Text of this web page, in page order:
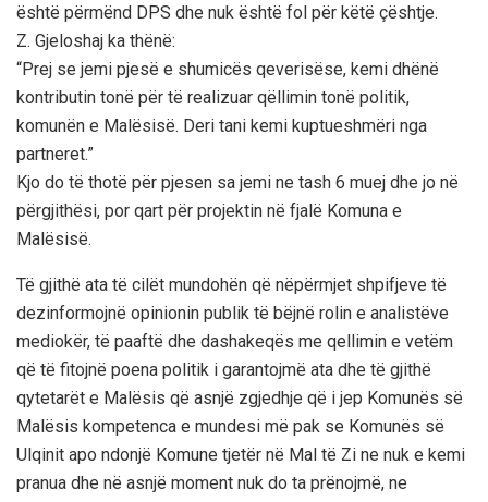
është përmënd DPS dhe nuk është fol për këtë çështje.
Z. Gjeloshaj ka thënë:
“Prej se jemi pjesë e shumicës qeverisëse, kemi dhënë
kontributin tonë për të realizuar qëllimin tonë politik,
komunën e Malësisë. Deri tani kemi kuptueshmëri nga
partneret.”
Kjo do të thotë për pjesen sa jemi ne tash 6 muej dhe jo në
përgjithësi, por qart për projektin në fjalë Komuna e
Malësisë.
Të gjithë ata të cilët mundohën që nëpërmjet shpifjeve të
dezinformojnë opinionin publik të bëjnë rolin e analistëve
mediokër, të paaftë dhe dashakeqës me qellimin e vetëm
që të fitojnë poena politik i garantojmë ata dhe të gjithë
qytetarët e Malësis që asnjë zgjedhje që i jep Komunës së
Malësis kompetenca e mundesi më pak se Komunës së
Ulqinit apo ndonjë Komune tjetër në Mal të Zi ne nuk e kemi
pranua dhe në asnjë moment nuk do ta prënojmë, ne